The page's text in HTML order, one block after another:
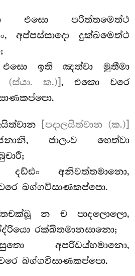
එසො පරිත්තමෙත්ථ
අප්පස්සාදො දුක්ඛමෙත්ථ
ඉති ඤත්වා මුතීමා
(ස්යා. ක.)] , එකො චරෙ
[පදාලයිත්වාන (ක.)]
ජාලංව භෙත්වා
දඩ්ඪං අනිවත්තමානො,
ඛග්ගවිසාණකප්පො.
න ච පාදලොලො,
රක්ඛිතමානසානො;
අපරිඩය්හමානො,
ඛග්ගවිසාණකප්පො.